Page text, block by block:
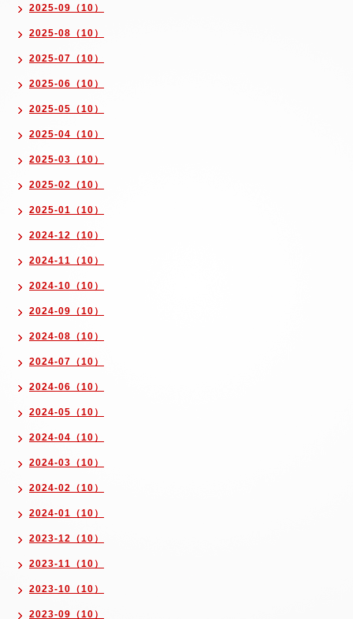
2025-09（10）
2025-08（10）
2025-07（10）
2025-06（10）
2025-05（10）
2025-04（10）
2025-03（10）
2025-02（10）
2025-01（10）
2024-12（10）
2024-11（10）
2024-10（10）
2024-09（10）
2024-08（10）
2024-07（10）
2024-06（10）
2024-05（10）
2024-04（10）
2024-03（10）
2024-02（10）
2024-01（10）
2023-12（10）
2023-11（10）
2023-10（10）
2023-09（10）